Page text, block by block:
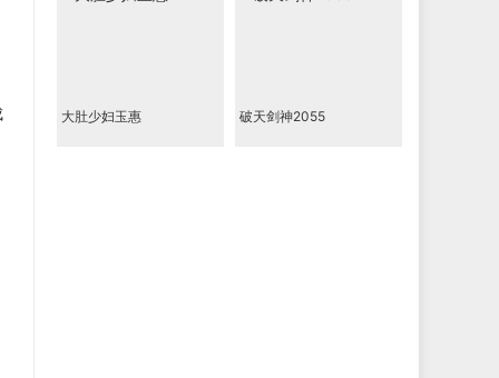
大肚少妇玉惠 破天剑神2055